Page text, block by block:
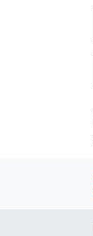
Foto
Trafik
Süper
Tüm
Son
Haber